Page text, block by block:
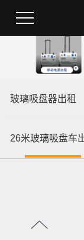
玻璃吸盘器出租
26米玻璃吸盘车